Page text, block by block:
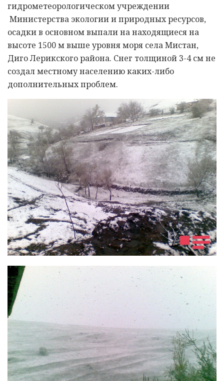
гидрометеорологическом учреждении
Министерства экологии и природных ресурсов,
осадки в основном выпали на находящиеся на
высоте 1500 м выше уровня моря села Мистан,
Диго Лерикского района. Снег толщиной 3-4 см не
создал местному населению каких-либо
дополнительных проблем.